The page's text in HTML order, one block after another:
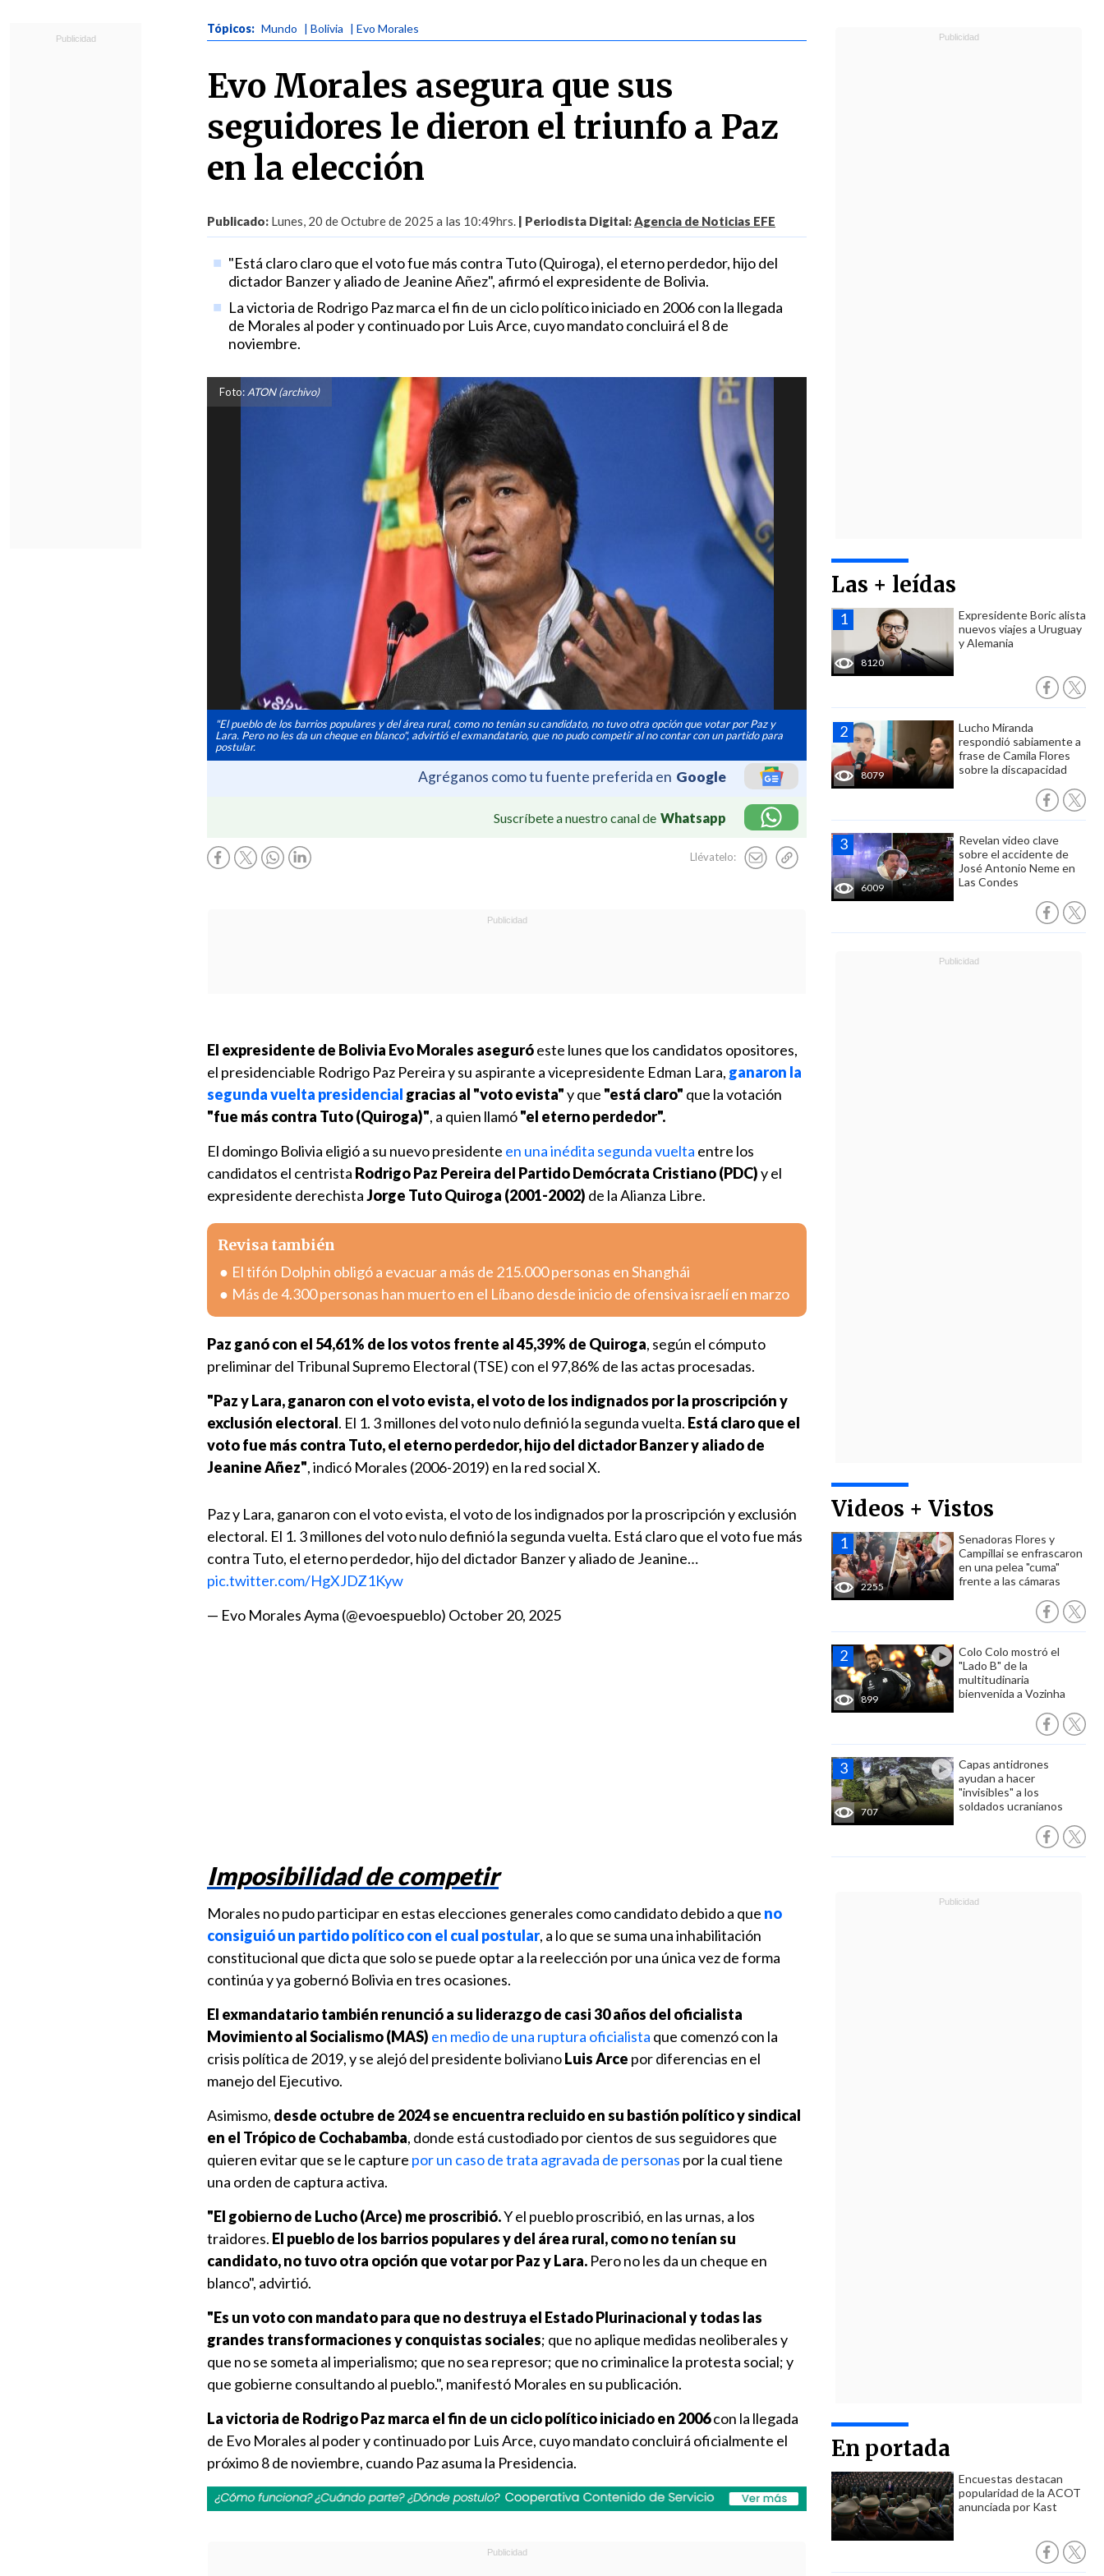
Tópicos: Mundo | Bolivia | Evo Morales
Evo Morales asegura que sus
seguidores le dieron el triunfo a Paz
en la elección
Publicado: Lunes, 20 de Octubre de 2025 a las 10:49hrs. | Periodista Digital:Agencia de Noticias EFE
"Está claro claro que el voto fue más contra Tuto (Quiroga), el eterno perdedor, hijo del
dictador Banzer y aliado de Jeanine Añez", afirmó el expresidente de Bolivia.
La victoria de Rodrigo Paz marca el fin de un ciclo político iniciado en 2006 con la llegada
de Morales al poder y continuado por Luis Arce, cuyo mandato concluirá el 8 de
noviembre.
Foto: ATON (archivo)
"El pueblo de los barrios populares y del área rural, como no tenían su candidato, no tuvo otra opción que votar por Paz y
Lara. Pero no les da un cheque en blanco", advirtió el exmandatario, que no pudo competir al no contar con un partido para
postular.
Agréganos como tu fuente preferida en Google
Suscríbete a nuestro canal de Whatsapp
Llévatelo:
Las + leídas
8120
Expresidente Boric alista
nuevos viajes a Uruguay
y Alemania
8079
Lucho Miranda
respondió sabiamente a
frase de Camila Flores
sobre la discapacidad
6009
Revelan video clave
sobre el accidente de
José Antonio Neme en
Las Condes
Videos + Vistos
2255
Senadoras Flores y
Campillai se enfrascaron
en una pelea "cuma"
frente a las cámaras
899
Colo Colo mostró el
"Lado B" de la
multitudinaria
bienvenida a Vozinha
707
Capas antidrones
ayudan a hacer
"invisibles" a los
soldados ucranianos
En portada
Encuestas destacan
popularidad de la ACOT
anunciada por Kast
El expresidente de Bolivia Evo Morales aseguróeste lunes que los candidatos opositores,
el presidenciable Rodrigo Paz Pereira y su aspirante a vicepresidente Edman Lara, ganaron la
segunda vuelta presidencial gracias al "voto evista"y que "está claro" que la votación
"fue más contra Tuto (Quiroga)", a quien llamó"el eterno perdedor".
El domingo Bolivia eligió a su nuevo presidente en una inédita segunda vuelta entre los
candidatos el centrista Rodrigo Paz Pereira del Partido Demócrata Cristiano (PDC)y el
expresidente derechistaJorge Tuto Quiroga (2001-2002) de la Alianza Libre.
Revisa también
El tifón Dolphin obligó a evacuar a más de 215.000 personas en Shanghái
Más de 4.300 personas han muerto en el Líbano desde inicio de ofensiva israelí en marzo
Paz ganó con el 54,61% de los votos frente al 45,39% de Quiroga, según el cómputo
preliminar del Tribunal Supremo Electoral (TSE) con el 97,86% de las actas procesadas.
"Paz y Lara, ganaron con el voto evista, el voto de los indignados por la proscripción y
exclusión electoral. El 1. 3 millones del voto nulo definió la segunda vuelta. Está claro que el
voto fue más contra Tuto, el eterno perdedor, hijo del dictador Banzer y aliado de
Jeanine Añez", indicó Morales (2006-2019) en la red social X.
Paz y Lara, ganaron con el voto evista, el voto de los indignados por la proscripción y exclusión
electoral. El 1. 3 millones del voto nulo definió la segunda vuelta. Está claro que el voto fue más
contra Tuto, el eterno perdedor, hijo del dictador Banzer y aliado de Jeanine…
pic.twitter.com/HgXJDZ1Kyw
— Evo Morales Ayma (@evoespueblo) October 20, 2025
Imposibilidad de competir
Morales no pudo participar en estas elecciones generales como candidato debido a que no
consiguió un partido político con el cual postular, a lo que se suma una inhabilitación
constitucional que dicta que solo se puede optar a la reelección por una única vez de forma
continúa y ya gobernó Bolivia en tres ocasiones.
El exmandatario también renunció a su liderazgo de casi 30 años del oficialista
Movimiento al Socialismo (MAS) en medio de una ruptura oficialista que comenzó con la
crisis política de 2019, y se alejó del presidente bolivianoLuis Arce por diferencias en el
manejo del Ejecutivo.
Asimismo, desde octubre de 2024 se encuentra recluido en su bastión político y sindical
en el Trópico de Cochabamba, donde está custodiado por cientos de sus seguidores que
quieren evitar que se le capture por un caso de trata agravada de personas por la cual tiene
una orden de captura activa.
"El gobierno de Lucho (Arce) me proscribió.Y el pueblo proscribió, en las urnas, a los
traidores. El pueblo de los barrios populares y del área rural, como no tenían su
candidato, no tuvo otra opción que votar por Paz y Lara. Pero no les da un cheque en
blanco", advirtió.
"Es un voto con mandato para que no destruya el Estado Plurinacional y todas las
grandes transformaciones y conquistas sociales; que no aplique medidas neoliberales y
que no se someta al imperialismo; que no sea represor; que no criminalice la protesta social; y
que gobierne consultando al pueblo.", manifestó Morales en su publicación.
La victoria de Rodrigo Paz marca el fin de un ciclo político iniciado en 2006con la llegada
de Evo Morales al poder y continuado por Luis Arce, cuyo mandato concluirá oficialmente el
próximo 8 de noviembre, cuando Paz asuma la Presidencia.